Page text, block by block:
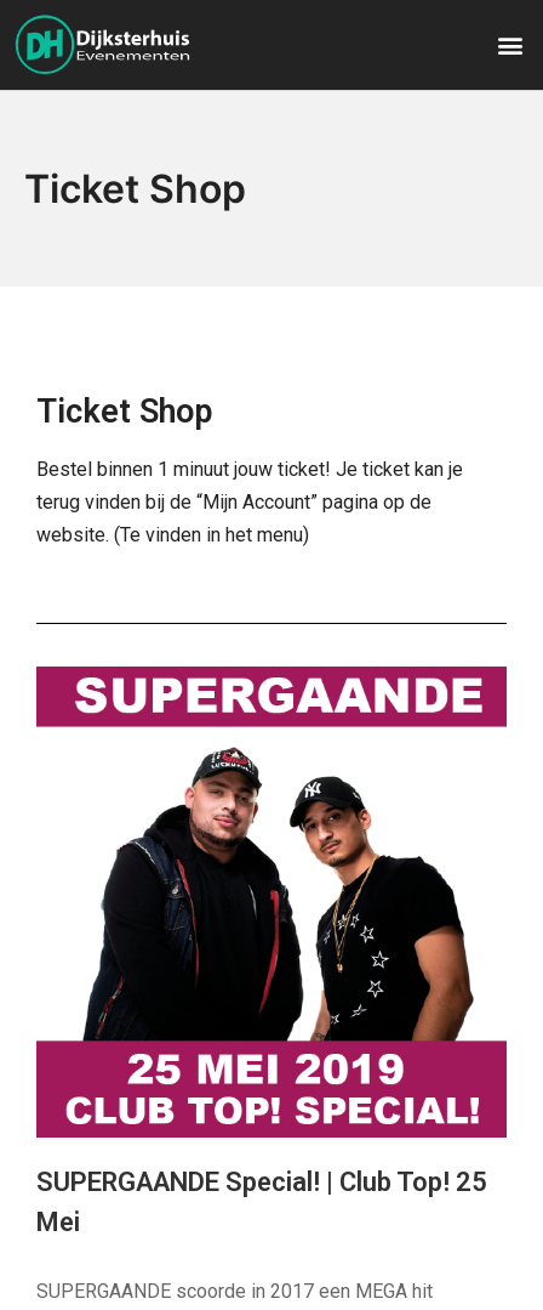
Ticket Shop
Ticket Shop
Bestel binnen 1 minuut jouw ticket! Je ticket kan je
terug vinden bij de “Mijn Account” pagina op de
website. (Te vinden in het menu)
SUPERGAANDE Special! | Club Top! 25
Mei
SUPERGAANDE scoorde in 2017 een MEGA hit